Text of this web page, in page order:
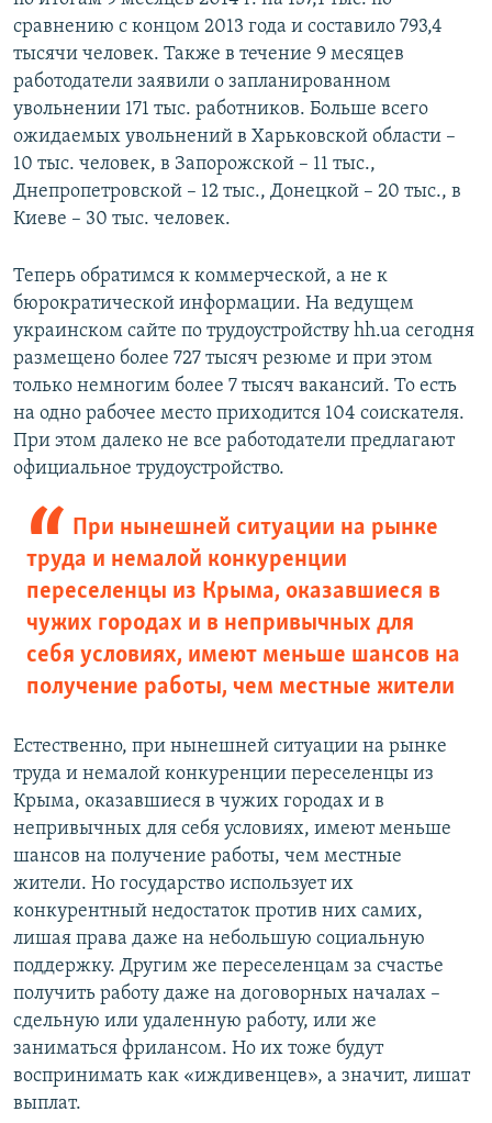
сравнению с концом 2013 года и составило 793,4
тысячи человек. Также в течение 9 месяцев
работодатели заявили о запланированном
увольнении 171 тыс. работников. Больше всего
ожидаемых увольнений в Харьковской области –
10 тыс. человек, в Запорожской – 11 тыс.,
Днепропетровской – 12 тыс., Донецкой – 20 тыс., в
Киеве – 30 тыс. человек.
Теперь обратимся к коммерческой, а не к
бюрократической информации. На ведущем
украинском сайте по трудоустройству hh.ua сегодня
размещено более 727 тысяч резюме и при этом
только немногим более 7 тысяч вакансий. То есть
на одно рабочее место приходится 104 соискателя.
При этом далеко не все работодатели предлагают
официальное трудоустройство.
При нынешней ситуации на рынке
труда и немалой конкуренции
переселенцы из Крыма, оказавшиеся в
чужих городах и в непривычных для
себя условиях, имеют меньше шансов на
получение работы, чем местные жители
Естественно, при нынешней ситуации на рынке
труда и немалой конкуренции переселенцы из
Крыма, оказавшиеся в чужих городах и в
непривычных для себя условиях, имеют меньше
шансов на получение работы, чем местные
жители. Но государство использует их
конкурентный недостаток против них самих,
лишая права даже на небольшую социальную
поддержку. Другим же переселенцам за счастье
получить работу даже на договорных началах –
сдельную или удаленную работу, или же
заниматься фрилансом. Но их тоже будут
воспринимать как «иждивенцев», а значит, лишат
выплат.